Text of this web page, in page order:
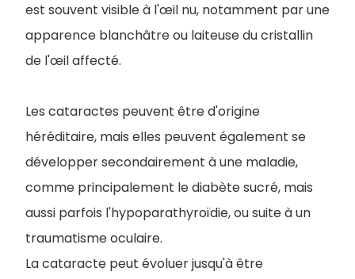
est souvent visible à l'œil nu, notamment par une
apparence blanchâtre ou laiteuse du cristallin
de l'œil affecté.
Les cataractes peuvent être d'origine
héréditaire, mais elles peuvent également se
développer secondairement à une maladie,
comme principalement le diabète sucré, mais
aussi parfois l'hypoparathyroïdie, ou suite à un
traumatisme oculaire.
La cataracte peut évoluer jusqu'à être